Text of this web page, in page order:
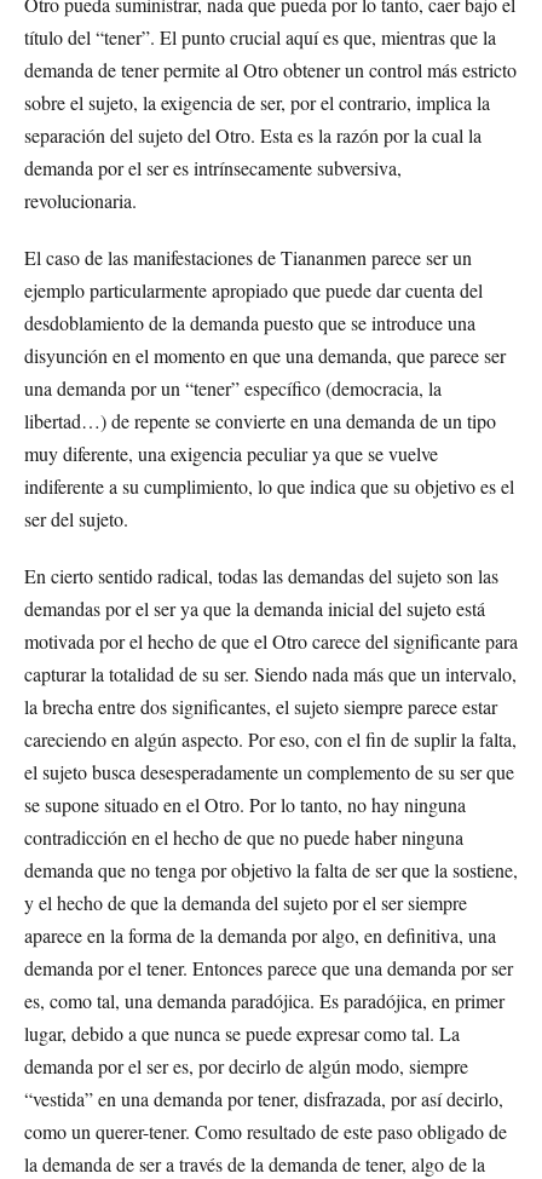
título del “tener”. El punto crucial aquí es que, mientras que la
demanda de tener permite al Otro obtener un control más estricto
sobre el sujeto, la exigencia de ser, por el contrario, implica la
separación del sujeto del Otro. Esta es la razón por la cual la
demanda por el ser es intrínsecamente subversiva,
revolucionaria.
El caso de las manifestaciones de Tiananmen parece ser un
ejemplo particularmente apropiado que puede dar cuenta del
desdoblamiento de la demanda puesto que se introduce una
disyunción en el momento en que una demanda, que parece ser
una demanda por un “tener” específico (democracia, la
libertad…) de repente se convierte en una demanda de un tipo
muy diferente, una exigencia peculiar ya que se vuelve
indiferente a su cumplimiento, lo que indica que su objetivo es el
ser del sujeto.
En cierto sentido radical, todas las demandas del sujeto son las
demandas por el ser ya que la demanda inicial del sujeto está
motivada por el hecho de que el Otro carece del significante para
capturar la totalidad de su ser. Siendo nada más que un intervalo,
la brecha entre dos significantes, el sujeto siempre parece estar
careciendo en algún aspecto. Por eso, con el fin de suplir la falta,
el sujeto busca desesperadamente un complemento de su ser que
se supone situado en el Otro. Por lo tanto, no hay ninguna
contradicción en el hecho de que no puede haber ninguna
demanda que no tenga por objetivo la falta de ser que la sostiene,
y el hecho de que la demanda del sujeto por el ser siempre
aparece en la forma de la demanda por algo, en definitiva, una
demanda por el tener. Entonces parece que una demanda por ser
es, como tal, una demanda paradójica. Es paradójica, en primer
lugar, debido a que nunca se puede expresar como tal. La
demanda por el ser es, por decirlo de algún modo, siempre
“vestida” en una demanda por tener, disfrazada, por así decirlo,
como un querer-tener. Como resultado de este paso obligado de
la demanda de ser a través de la demanda de tener, algo de la